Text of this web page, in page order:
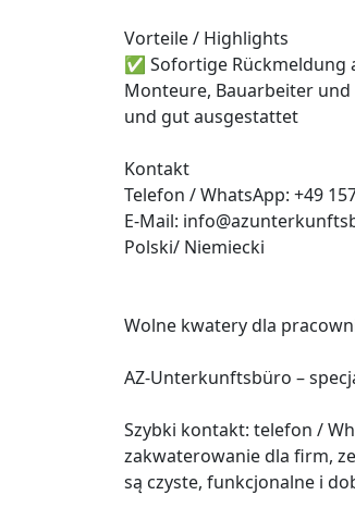
Vorteile / Highlights
✅ Sofortige Rückmeldung
Monteure, Bauarbeiter
und gut ausgestattet
Kontakt
Telefon / WhatsApp: +49
E-Mail:
Polski/ Niemiecki
Wolne kwatery dla
AZ-Unterkunftsbüro –
Szybki kontakt: telefon /
zakwaterowanie dla firm,
są czyste, funkcjonalne i